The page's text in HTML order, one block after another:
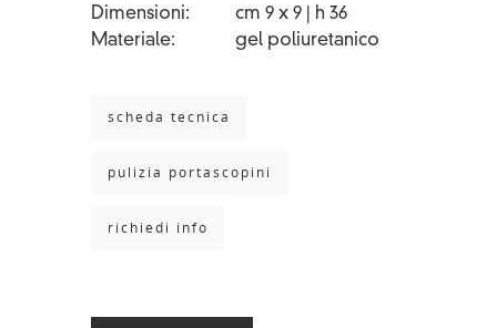
Dimensioni
cm 9 x 9 | h 36
Materiale
gel poliuretanico
scheda tecnica
pulizia portascopini
richiedi info